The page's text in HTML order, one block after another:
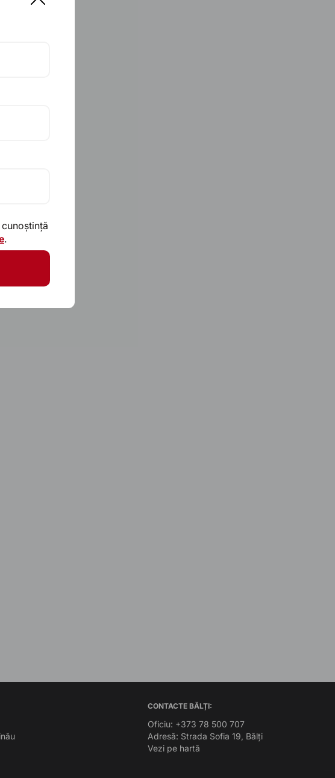
CONTACTE BĂLȚI:
Oficiu: +373 78 500 707
Adresă: Strada Sofia 19, Bălți
Vezi pe hartă
.